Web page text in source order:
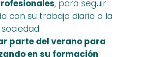
, para seguir
con su trabajo diario a la
parte del verano para
en su formación